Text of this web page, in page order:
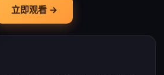
立即观看 →